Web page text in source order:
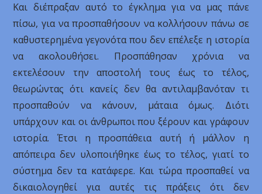
Και διέπραξαν αυτό το έγκλημα για να μας πάνε
πίσω, για να προσπαθήσουν να κολλήσουν πάνω σε
καθυστερημένα γεγονότα που δεν επέλεξε η ιστορία
να ακολουθήσει. Προσπάθησαν χρόνια να
εκτελέσουν την αποστολή τους έως το τέλος,
θεωρώντας ότι κανείς δεν θα αντιλαμβανόταν τι
προσπαθούν να κάνουν, μάταια όμως. Διότι
υπάρχουν και οι άνθρωποι που ξέρουν και γράφουν
ιστορία. Έτσι η προσπάθεια αυτή ή μάλλον η
απόπειρα δεν υλοποιήθηκε έως το τέλος, γιατί το
σύστημα δεν τα κατάφερε. Και τώρα προσπαθεί να
δικαιολογηθεί για αυτές τις πράξεις ότι δεν